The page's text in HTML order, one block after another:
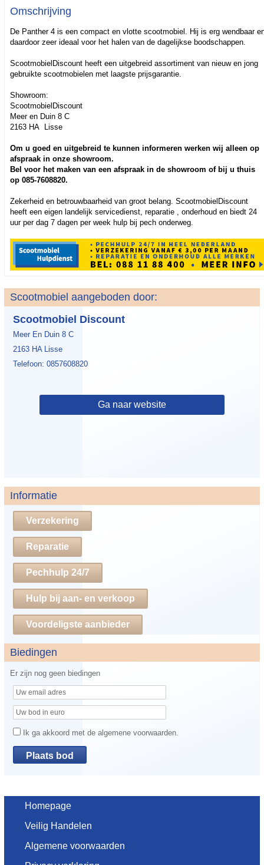
Omschrijving
De Panther 4 is een compact en vlotte scootmobiel. Hij is erg wendbaar
daardoor zeer ideaal voor het halen van de dagelijkse boodschappen.
ScootmobielDiscount heeft een uitgebreid assortiment van nieuw en jong
gebruikte scootmobielen met laagste prijsgarantie.
Showroom:
ScootmobielDiscount
Meer en Duin 8 C
2163 HA Lisse
Om u goed en uitgebreid te kunnen informeren werken wij alleen op
afspraak in onze showroom.
Bel voor het maken van een afspraak in de showroom of bij u thuis
op 085-7608820.
Zekerheid en betrouwbaarheid van groot belang. ScootmobielDiscount
heeft een eigen landelijk servicedienst, reparatie , onderhoud en biedt 24
uur per dag 7 dagen per week hulp bij pech onderweg.
Scootmobiel aangeboden door:
Scootmobiel Discount
Meer En Duin 8 C
2163 HA Lisse
Telefoon: 0857608820
Ga naar website
Informatie
Verzekering
Reparatie
Pechhulp 24/7
Hulp bij aan- en verkoop
Voordeligste aanbieder
Biedingen
Er zijn nog geen biedingen
Ik ga akkoord met de algemene voorwaarden.
Homepage
Veilig Handelen
Algemene voorwaarden